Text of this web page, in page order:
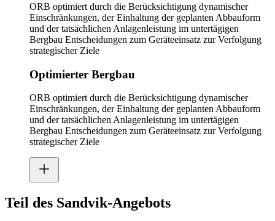
ORB optimiert durch die Berücksichtigung dynamischer
Einschränkungen, der Einhaltung der geplanten Abbauform
und der tatsächlichen Anlagenleistung im untertägigen
Bergbau Entscheidungen zum Geräteeinsatz zur Verfolgung
strategischer Ziele
Optimierter Bergbau
ORB optimiert durch die Berücksichtigung dynamischer
Einschränkungen, der Einhaltung der geplanten Abbauform
und der tatsächlichen Anlagenleistung im untertägigen
Bergbau Entscheidungen zum Geräteeinsatz zur Verfolgung
strategischer Ziele
Teil des Sandvik-Angebots